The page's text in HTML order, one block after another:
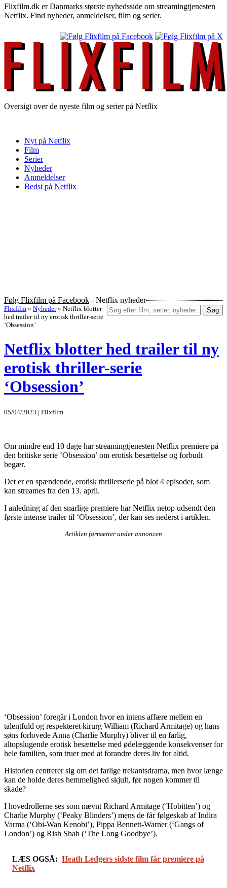
Flixfilm.dk er Danmarks største nyhedsside om streamingtjenesten
Netflix. Find nyheder, anmeldelser, film og serier.
Oversigt over de nyeste film og serier på Netflix
Nyt på Netflix
Film
Serier
Nyheder
Anmeldelser
Bedst på Netflix
Følg Flixfilm på Facebook - Netflix nyheder
Søg
Flixfilm » Nyheder » Netflix blotter
hed trailer til ny erotisk thriller-serie
‘Obsession’
Netflix blotter hed trailer til ny
erotisk thriller-serie
‘Obsession’
05/04/2023 | Flixfilm
Om mindre end 10 dage har streamingtjenesten Netflix premiere på
den britiske serie ‘Obsession’ om erotisk besættelse og forbudt
begær.
Det er en spændende, erotisk thrillerserie på blot 4 episoder, som
kan streames fra den 13. april.
I anledning af den snarlige premiere har Netflix netop udsendt den
første intense trailer til ‘Obsession’, der kan ses nederst i artiklen.
Artiklen fortsætter under annoncen
‘Obsession’ foregår i London hvor en intens affære mellem en
talentfuld og respekteret kirurg William (Richard Armitage) og hans
søns forlovede Anna (Charlie Murphy) bliver til en farlig,
altopslugende erotisk besættelse med ødelæggende konsekvenser for
hele familien, som truer med at forandre deres liv for altid.
Historien centrerer sig om det farlige trekantsdrama, men hvor længe
kan de holde deres hemmelighed skjult, før nogen kommer til
skade?
I hovedrollerne ses som nævnt Richard Armitage (‘Hobitten’) og
Charlie Murphy (‘Peaky Blinders’) mens de får følgeskab af Indira
Varma (‘Obi-Wan Kenobi’), Pippa Bennett-Warner (‘Gangs of
London’) og Rish Shah (‘The Long Goodbye’).
LÆS OGSÅ: Heath Ledgers sidste film får premiere på
Netflix